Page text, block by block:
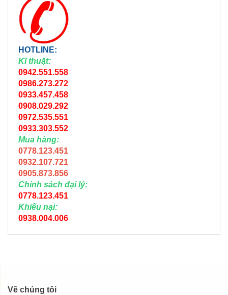
HOTLINE:
Kĩ thuật:
0942.551.558
0986.273.272
0933.457.458
0908.029.292
0972.535.551
0933.303.552
Mua hàng:
0778.123.451
0932.107.721
0905.873.856
Chính sách đại lý:
0778.123.451
Khiếu nại:
0938.004.006
Về chúng tôi